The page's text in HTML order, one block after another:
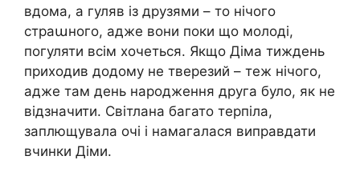
вдома, а гуляв із друзями – то нічого
страաного, адже вони поки що молоді,
погуляти всім хочеться. Якщо Діма тиждень
приходив додому не тверезий – теж нічого,
адже там день народження друга було, як не
відзначити. Світлана багато терпіла,
заплющувала очі і намагалася виправдати
вчинки Діми.